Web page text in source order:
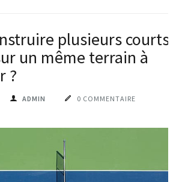
plusieurs courts
un même terrain à
?
ADMIN 0 COMMENTAIRE